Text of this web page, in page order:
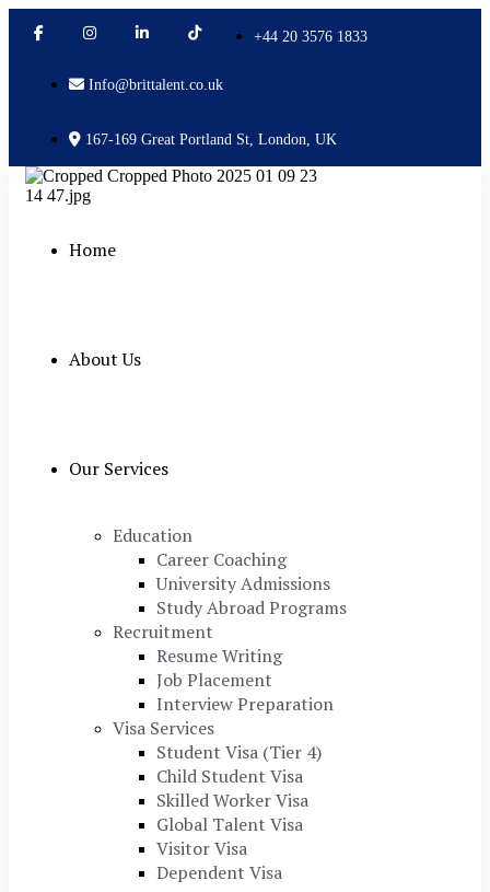
+44 20 3576 1833
Info@brittalent.co.uk
167-169 Great Portland St, London, UK
Home
About Us
Our Services
Education
Career Coaching
University Admissions
Study Abroad Programs
Recruitment
Resume Writing
Job Placement
Interview Preparation
Visa Services
Student Visa (Tier 4)
Child Student Visa
Skilled Worker Visa
Global Talent Visa
Visitor Visa
Dependent Visa